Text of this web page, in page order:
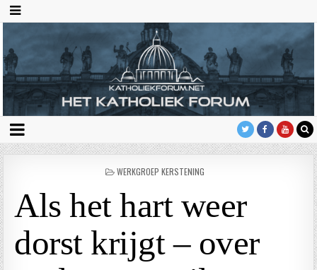
GEPLAATST
WERKGROEP KERSTENING
Als het hart weer
dorst krijgt – over